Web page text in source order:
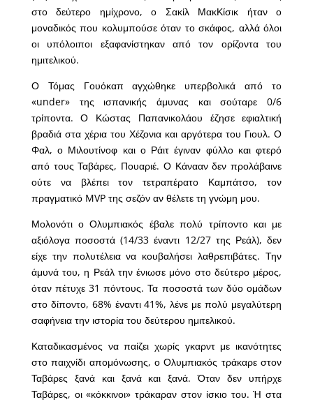
στο δεύτερο ημίχρονο, ο Σακίλ ΜακΚίσικ ήταν ο
μοναδικός που κολυμπούσε όταν το σκάφος, αλλά όλοι
οι υπόλοιποι εξαφανίστηκαν από τον ορίζοντα του
ημιτελικού.
Ο Τόμας Γουόκαπ αγχώθηκε υπερβολικά από το
«under» της ισπανικής άμυνας και σούταρε 0/6
τρίποντα. Ο Κώστας Παπανικολάου έζησε εφιαλτική
βραδιά στα χέρια του Χέζονια και αργότερα του Γιουλ. Ο
Φαλ, ο Μιλουτίνοφ και ο Ράιτ έγιναν φύλλο και φτερό
από τους Ταβάρες, Πουαριέ. Ο Κάνααν δεν προλάβαινε
ούτε να βλέπει τον τετραπέρατο Καμπάτσο, τον
πραγματικό MVP της σεζόν αν θέλετε τη γνώμη μου.
Μολονότι ο Ολυμπιακός έβαλε πολύ τρίποντο και με
αξιόλογα ποσοστά (14/33 έναντι 12/27 της Ρεάλ), δεν
είχε την πολυτέλεια να κουβαλήσει λαθρεπιβάτες. Την
άμυνά του, η Ρεάλ την ένιωσε μόνο στο δεύτερο μέρος,
όταν πέτυχε 31 πόντους. Τα ποσοστά των δύο ομάδων
στο δίποντο, 68% έναντι 41%, λένε με πολύ μεγαλύτερη
σαφήνεια την ιστορία του δεύτερου ημιτελικού.
Καταδικασμένος να παίζει χωρίς γκαρντ με ικανότητες
στο παιχνίδι απομόνωσης, ο Ολυμπιακός τράκαρε στον
Ταβάρες ξανά και ξανά και ξανά. Όταν δεν υπήρχε
Ταβάρες, οι «κόκκινοι» τράκαραν στον ίσκιο του. Ή στα